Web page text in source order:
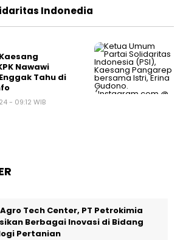
Indonedia
Nawawi
Tahu di
- 09:12 WIB
Tech Center, PT Petrokimia
Berbagai Inovasi di Bidang
Pertanian